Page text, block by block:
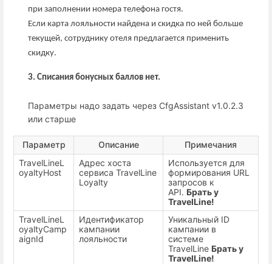
при заполнении номера телефона гостя.
Если карта лояльности найдена и скидка по ней больше
текущей, сотруднику отеля предлагается применить
скидку.
3. Списания бонусных баллов нет.
Параметры надо задать через CfgAssistant v1.0.2.3
или старше
Параметр Описание
Примечания
TravelLineL
oyaltyHost
Адрес хоста
сервиса TravelLine
Loyalty
Используется для
формирования URL
запросов к
API. Брать у
TravelLine!
TravelLineL
oyaltyCamp
aignId
Идентификатор
кампании
лояльности
Уникальный ID
кампании в
системе
TravelLine Брать у
TravelLine!